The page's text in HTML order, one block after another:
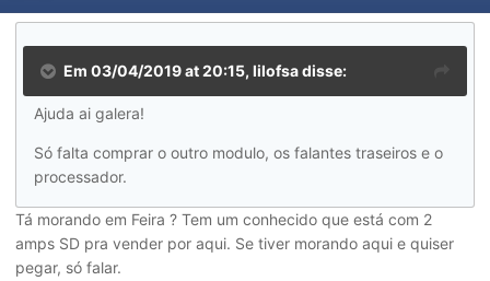
Em 03/04/2019 at 20:15, lilofsa disse:
Ajuda ai galera!
Só falta comprar o outro modulo, os falantes traseiros e o
processador.
Tá morando em Feira ? Tem um conhecido que está com 2
amps SD pra vender por aqui. Se tiver morando aqui e quiser
pegar, só falar.